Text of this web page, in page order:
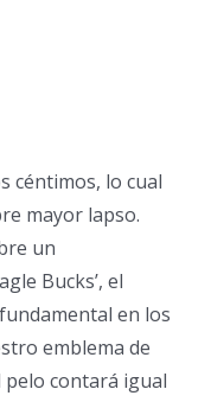
céntimos, lo cual
mayor lapso.
un
Bucks’, el
en los
emblema de
pelo contará igual